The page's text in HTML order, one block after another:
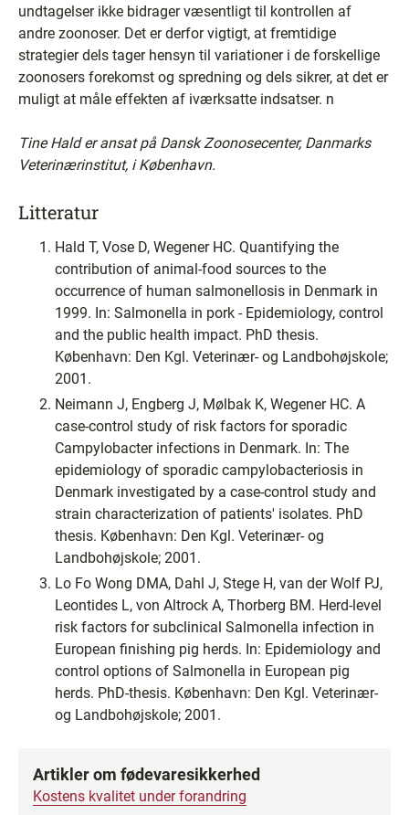
undtagelser ikke bidrager væsentligt til kontrollen af
andre zoonoser. Det er derfor vigtigt, at fremtidige
strategier dels tager hensyn til variationer i de forskellige
zoonosers forekomst og spredning og dels sikrer, at det er
muligt at måle effekten af iværksatte indsatser. n
Tine Hald er ansat på Dansk Zoonosecenter, Danmarks
Veterinærinstitut, i København.
Litteratur
Hald T, Vose D, Wegener HC. Quantifying the
contribution of animal-food sources to the
occurrence of human salmonellosis in Denmark in
1999. In: Salmonella in pork - Epidemiology, control
and the public health impact. PhD thesis.
København: Den Kgl. Veterinær- og Landbohøjskole;
2001.
Neimann J, Engberg J, Mølbak K, Wegener HC. A
case-control study of risk factors for sporadic
Campylobacter infections in Denmark. In: The
epidemiology of sporadic campylobacteriosis in
Denmark investigated by a case-control study and
strain characterization of patients' isolates. PhD
thesis. København: Den Kgl. Veterinær- og
Landbohøjskole; 2001.
Lo Fo Wong DMA, Dahl J, Stege H, van der Wolf PJ,
Leontides L, von Altrock A, Thorberg BM. Herd-level
risk factors for subclinical Salmonella infection in
European finishing pig herds. In: Epidemiology and
control options of Salmonella in European pig
herds. PhD-thesis. København: Den Kgl. Veterinær-
og Landbohøjskole; 2001.
Artikler om fødevaresikkerhed
Kostens kvalitet under forandring